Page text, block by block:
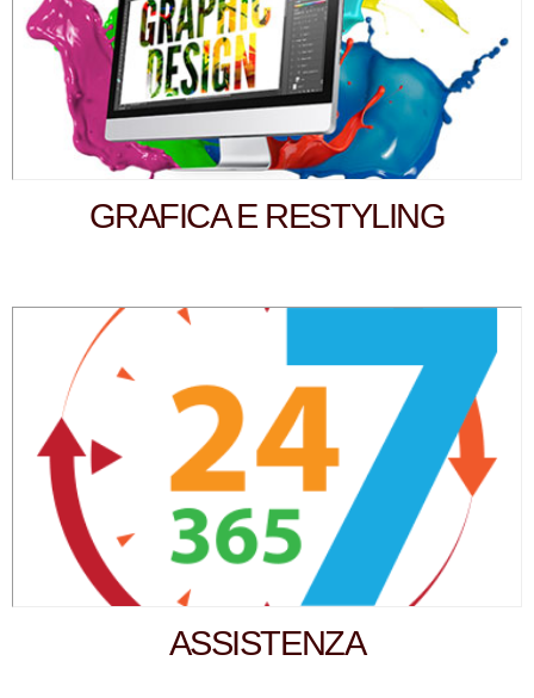
GRAFICA E RESTYLING
ASSISTENZA